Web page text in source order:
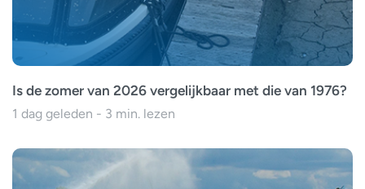
Is de zomer van 2026 vergelijkbaar met die van 1976?
1 dag geleden - 3 min. lezen